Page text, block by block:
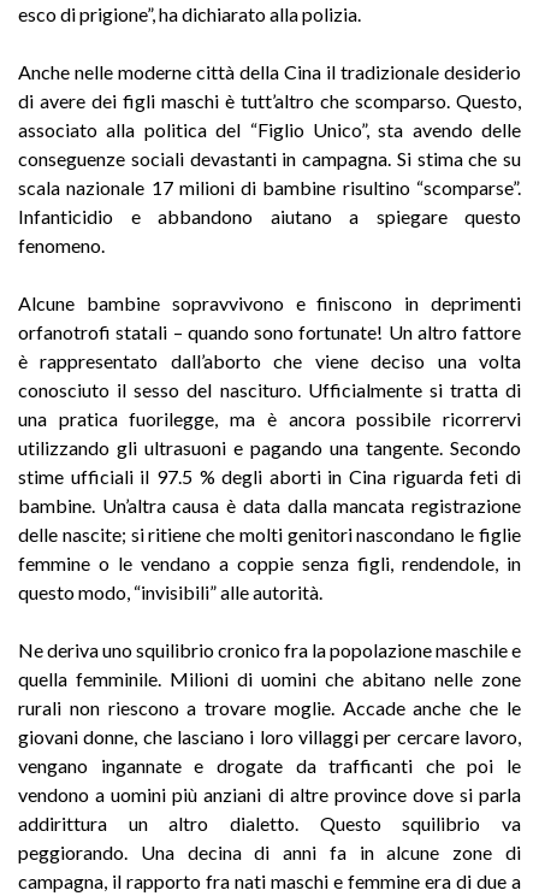
esco di prigione”, ha dichiarato alla polizia.
Anche nelle moderne città della Cina il tradizionale desiderio
di avere dei figli maschi è tutt’altro che scomparso. Questo,
associato alla politica del “Figlio Unico”, sta avendo delle
conseguenze sociali devastanti in campagna. Si stima che su
scala nazionale 17 milioni di bambine risultino “scomparse”.
Infanticidio e abbandono aiutano a spiegare questo
fenomeno.
Alcune bambine sopravvivono e finiscono in deprimenti
orfanotrofi statali – quando sono fortunate! Un altro fattore
è rappresentato dall’aborto che viene deciso una volta
conosciuto il sesso del nascituro. Ufficialmente si tratta di
una pratica fuorilegge, ma è ancora possibile ricorrervi
utilizzando gli ultrasuoni e pagando una tangente. Secondo
stime ufficiali il 97.5 % degli aborti in Cina riguarda feti di
bambine. Un’altra causa è data dalla mancata registrazione
delle nascite; si ritiene che molti genitori nascondano le figlie
femmine o le vendano a coppie senza figli, rendendole, in
questo modo, “invisibili” alle autorità.
Ne deriva uno squilibrio cronico fra la popolazione maschile e
quella femminile. Milioni di uomini che abitano nelle zone
rurali non riescono a trovare moglie. Accade anche che le
giovani donne, che lasciano i loro villaggi per cercare lavoro,
vengano ingannate e drogate da trafficanti che poi le
vendono a uomini più anziani di altre province dove si parla
addirittura un altro dialetto. Questo squilibrio va
peggiorando. Una decina di anni fa in alcune zone di
campagna, il rapporto fra nati maschi e femmine era di due a